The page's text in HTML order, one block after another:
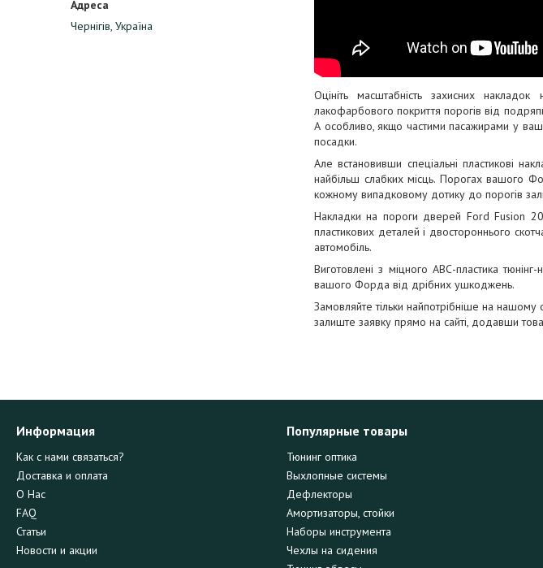
Чернігів, Україна
Оцініть масштабність захисних
лакофарбового покриття порогів від
А особливо, якщо частими пасажирами у
посадки.
Але встановивши спеціальні пластикові
найбільш слабких місць. Порогах вашого
кожному випадковому дотику до порогів
Накладки на пороги дверей Ford Fusion
пластикових деталей і двостороннього
автомобіль.
Виготовлені з міцного АВС-пластика
вашого Форда від дрібних ушкоджень.
Замовляйте тільки найпотрібніше на
залиште заявку прямо на сайті, додавши
Информация
Как с нами связаться?
Доставка и оплата
О Нас
FAQ
Статьи
Новости и акции
Популярные товары
Тюнинг оптика
Выхлопные системы
Дефлекторы
Амортизаторы, стойки
Наборы инструмента
Чехлы на сидения